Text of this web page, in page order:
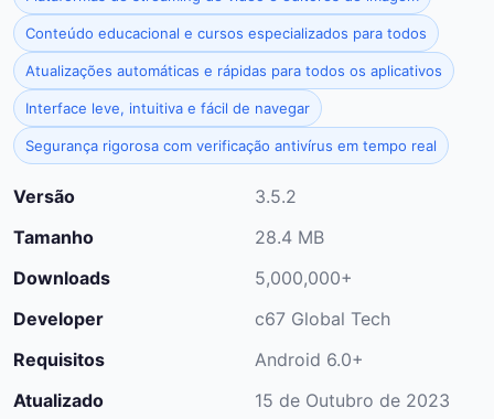
Conteúdo educacional e cursos especializados para todos
Atualizações automáticas e rápidas para todos os aplicativos
Interface leve, intuitiva e fácil de navegar
Segurança rigorosa com verificação antivírus em tempo real
Versão
3.5.2
Tamanho
28.4 MB
Downloads
5,000,000+
Developer
c67 Global Tech
Requisitos
Android 6.0+
Atualizado
15 de Outubro de 2023